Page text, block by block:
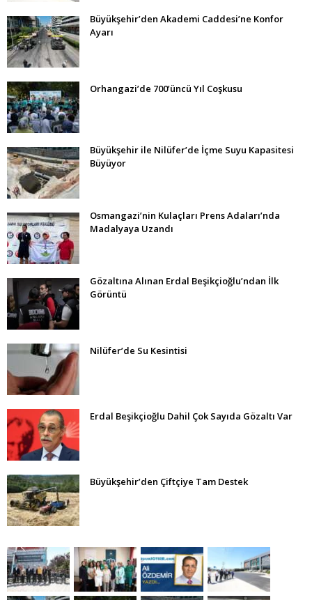
Büyükşehir’den Akademi Caddesi’ne Konfor
Ayarı
Orhangazi’de 700’üncü Yıl Coşkusu
Büyükşehir ile Nilüfer’de İçme Suyu Kapasitesi
Büyüyor
Osmangazi’nin Kulaçları Prens Adaları’nda
Madalyaya Uzandı
Gözaltına Alınan Erdal Beşikçioğlu’ndan İlk
Görüntü
Nilüfer’de Su Kesintisi
Erdal Beşikçioğlu Dahil Çok Sayıda Gözaltı Var
Büyükşehir’den Çiftçiye Tam Destek